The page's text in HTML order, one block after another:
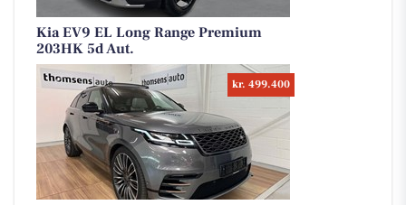
Kia EV9 EL Long Range Premium
203HK 5d Aut.
kr. 499.400